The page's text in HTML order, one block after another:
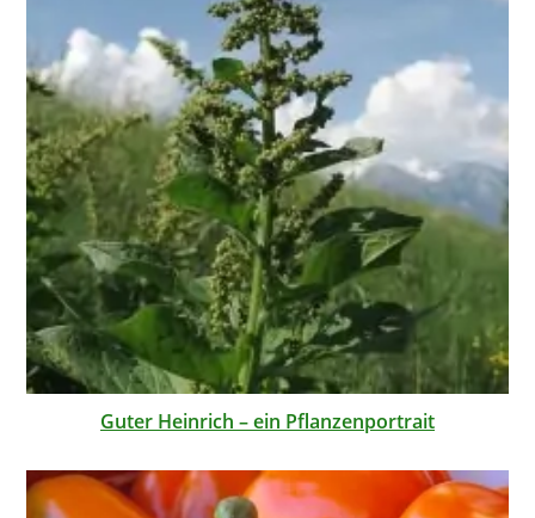
Guter Heinrich – ein Pflanzenportrait